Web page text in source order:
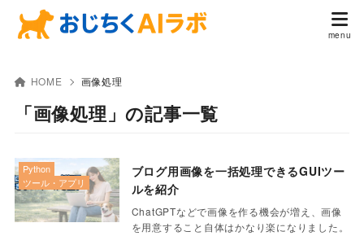
HOME 画像処理
「画像処理」の記事一覧
ブログ用画像を一括処理できるGUIツー
ルを紹介
ChatGPTなどで画像を作る機会が増え、画像
を用意すること自体はかなり楽になりました。
Python
ツール・アプリ